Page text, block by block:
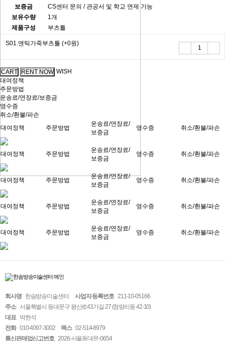
보증금
CS센터 문의 / 관공서 및 학교 면제 가능
보유수량
1개
제품구성
부츠틀
S01.앤틱가죽부츠틀 (+0원)
WISH
대여정책
주문방법
운송료/연장료/보증금
영수증
취소/환불/파손
대여정책
주문방법
운송료/연장료/
보증금
영수증 취소/환불/파손
대여정책 주문방법
운송료/연장료/
보증금
영수증 취소/환불/파손
대여정책 주문방법
운송료/연장료/
보증금
영수증 취소/환불/파손
대여정책 주문방법
운송료/연장료/
보증금
영수증 취소/환불/파손
대여정책 주문방법
운송료/연장료/
보증금
영수증 취소/환불/파손
회사명 한솜방송미술센터 사업자 등록번호 211-10-05166
주소 서울특별시 동대문구 왕산로43가길 27 (청량리동 42-10)
대표 박현석
전화 010-4097-3002 팩스 02-514-8979
통신판매업신고번호 2026-서울동대문-0654